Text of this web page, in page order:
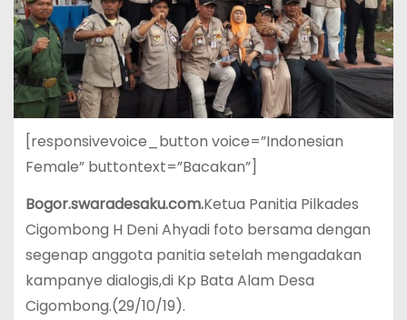
[responsivevoice_button voice=”Indonesian
Female” buttontext=”Bacakan”]
Bogor.swaradesaku.com.Ketua Panitia Pilkades
Cigombong H Deni Ahyadi foto bersama dengan
segenap anggota panitia setelah mengadakan
kampanye dialogis,di Kp Bata Alam Desa
Cigombong.(29/10/19).